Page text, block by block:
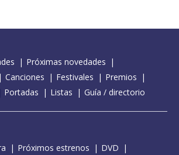
Próximas novedades
Canciones Festivales
Premios
Portadas Listas Guía / directorio
Próximos estrenos
DVD